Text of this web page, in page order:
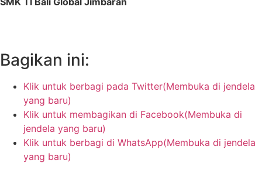
Bagikan ini:
Klik untuk berbagi pada Twitter(Membuka di jendela
yang baru)
Klik untuk membagikan di Facebook(Membuka di
jendela yang baru)
Klik untuk berbagi di WhatsApp(Membuka di jendela
yang baru)